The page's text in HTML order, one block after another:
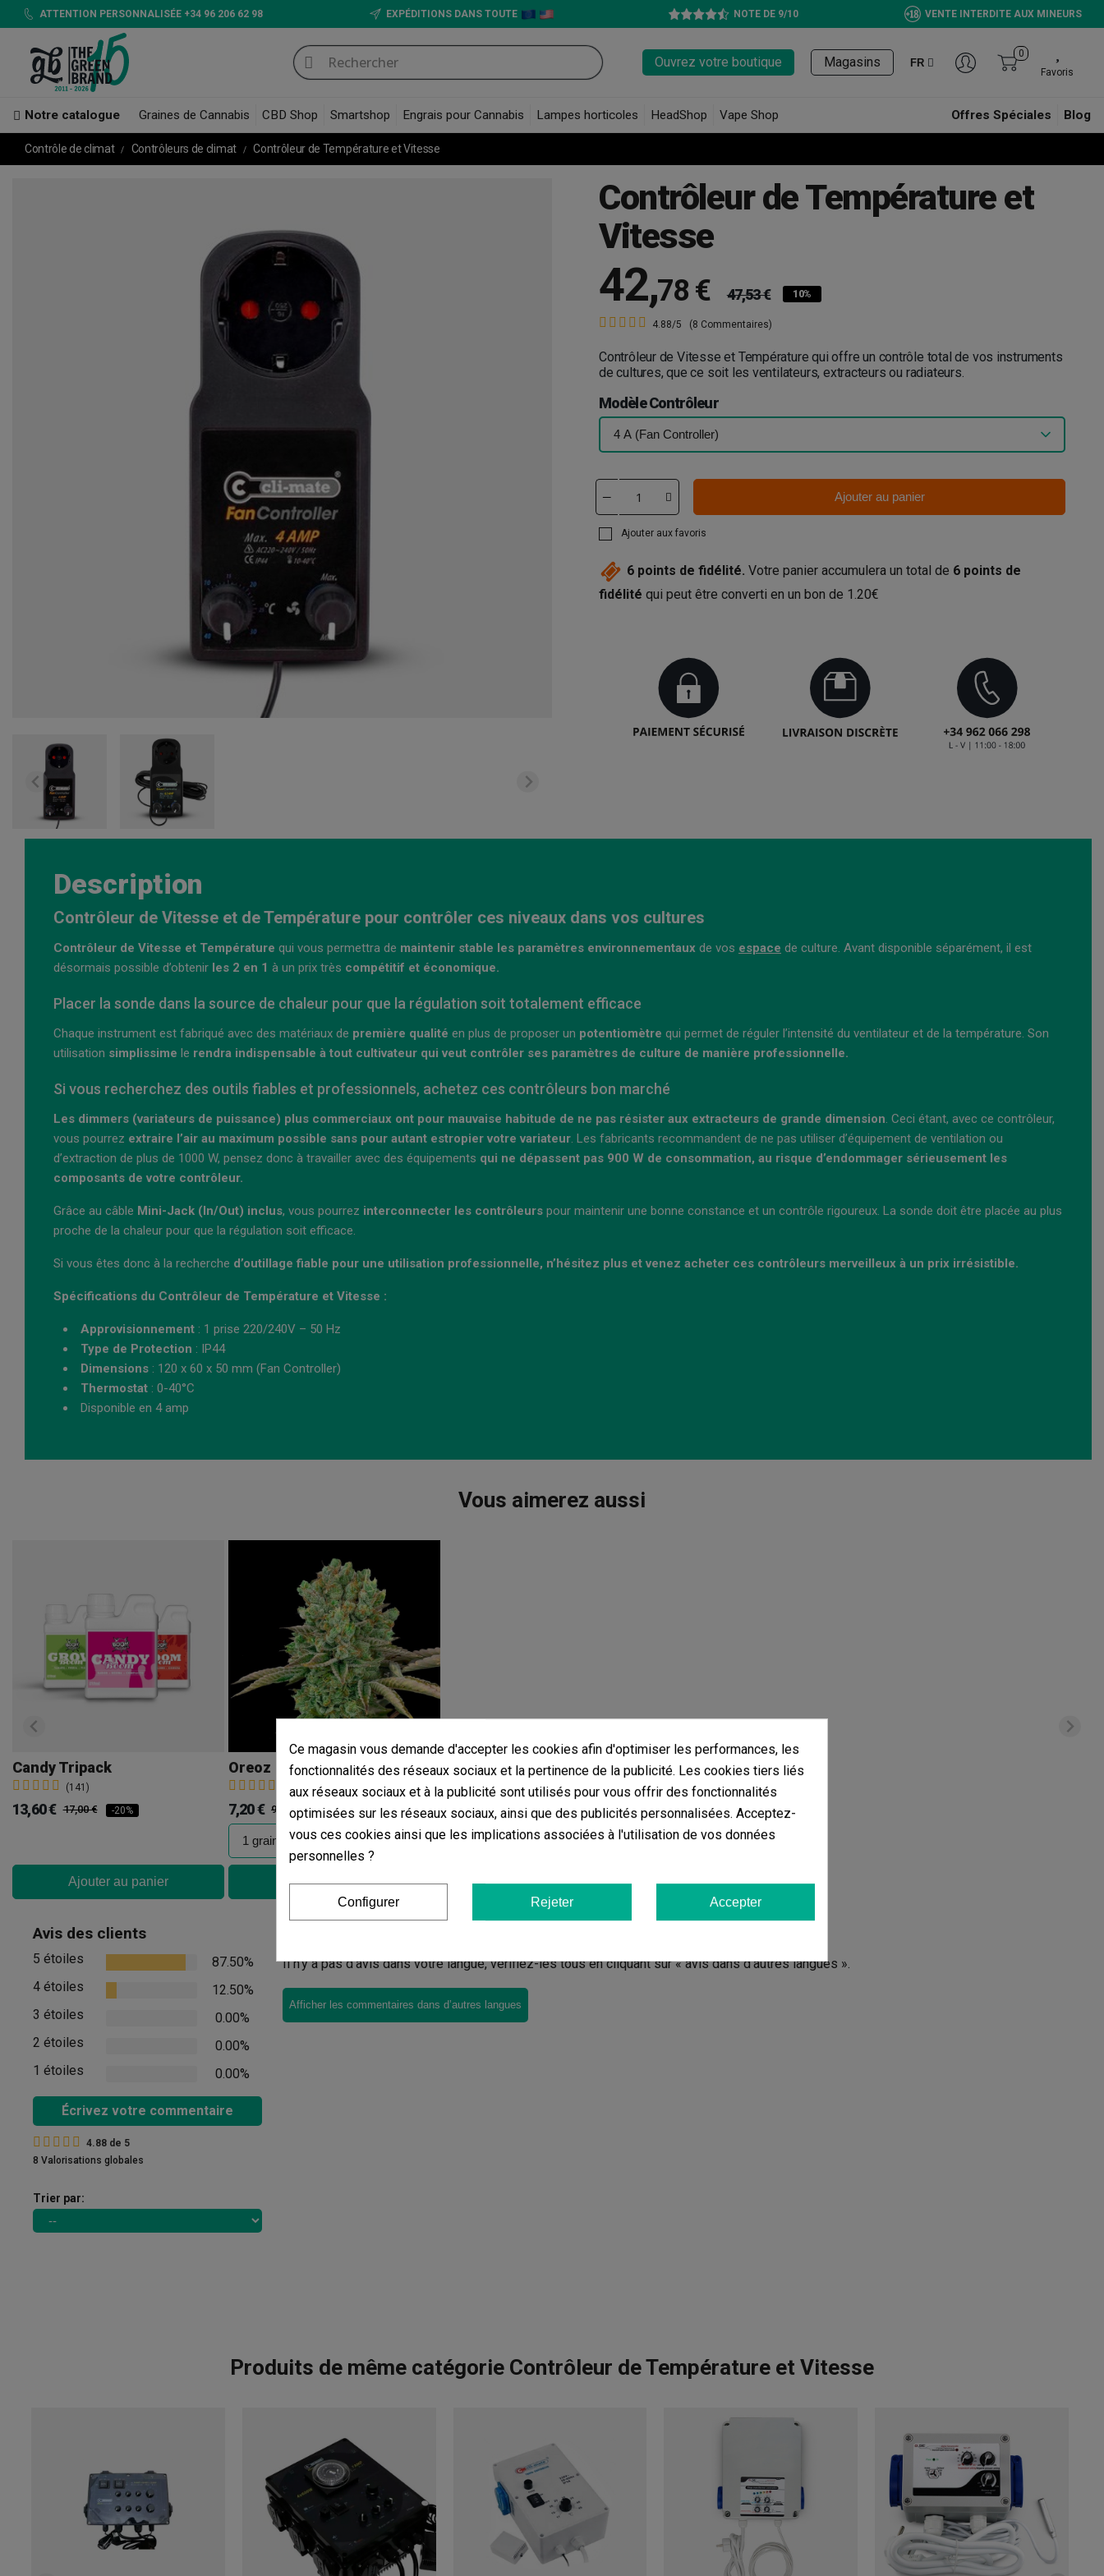
ATTENTION PERSONNALISÉE +34 96 206 62 98 EXPÉDITIONS DANS TOUTE NOTE DE 9/10 VENTE INTERDITE AUX MINEURS
Ouvrez votre boutique Magasins FR
0
Favoris
Notre catalogue Graines de Cannabis CBD Shop Smartshop Engrais pour Cannabis Lampes horticoles HeadShop Vape Shop Offres Spéciales Blog
Contrôle de climat Contrôleurs de climat Contrôleur de Température et Vitesse
Contrôleur de Température et
Vitesse
42,78 € 47,53 € 10%
4.88/5 (8 Commentaires)
Contrôleur de Vitesse et Température qui offre un contrôle total de vos instruments
de cultures, que ce soit les ventilateurs, extracteurs ou radiateurs.
Modèle Contrôleur
Ajouter au panier
Ajouter aux favoris
6 points de fidélité. Votre panier accumulera un total de 6 points de
fidélité qui peut être converti en un bon de 1.20€
Description
Contrôleur de Vitesse et de Température pour contrôler ces niveaux dans vos cultures
Contrôleur de Vitesse et Température qui vous permettra de maintenir stable les paramètres environnementaux de vos espace de culture. Avant disponible séparément, il est
désormais possible d’obtenir les 2 en 1 à un prix très compétitif et économique.
Placer la sonde dans la source de chaleur pour que la régulation soit totalement efficace
Chaque instrument est fabriqué avec des matériaux de première qualité en plus de proposer un potentiomètre qui permet de réguler l’intensité du ventilateur et de la température. Son
utilisation simplissime le rendra indispensable à tout cultivateur qui veut contrôler ses paramètres de culture de manière professionnelle.
Si vous recherchez des outils fiables et professionnels, achetez ces contrôleurs bon marché
Les dimmers (variateurs de puissance) plus commerciaux ont pour mauvaise habitude de ne pas résister aux extracteurs de grande dimension. Ceci étant, avec ce contrôleur,
vous pourrez extraire l’air au maximum possible sans pour autant estropier votre variateur. Les fabricants recommandent de ne pas utiliser d’équipement de ventilation ou
d’extraction de plus de 1000 W, pensez donc à travailler avec des équipements qui ne dépassent pas 900 W de consommation, au risque d’endommager sérieusement les
composants de votre contrôleur.
Grâce au câble Mini-Jack (In/Out) inclus, vous pourrez interconnecter les contrôleurs pour maintenir une bonne constance et un contrôle rigoureux. La sonde doit être placée au plus
proche de la chaleur pour que la régulation soit efficace.
Si vous êtes donc à la recherche d’outillage fiable pour une utilisation professionnelle, n’hésitez plus et venez acheter ces contrôleurs merveilleux à un prix irrésistible.
Spécifications du Contrôleur de Température et Vitesse :
Approvisionnement : 1 prise 220/240V – 50 Hz
Type de Protection : IP44
Dimensions : 120 x 60 x 50 mm (Fan Controller)
Thermostat : 0-40°C
Disponible en 4 amp
Vous aimerez aussi
Candy Tripack
(141)
13,60 € 17,00 € -20%
Ajouter au panier
Oreoz
(30)
7,20 € 9,00 € -20%
Ajouter au panier
Avis des clients
5 étoiles
87.50%
4 étoiles
12.50%
3 étoiles
0.00%
2 étoiles
0.00%
1 étoiles
0.00%
Écrivez votre commentaire
4.88 de 5
8 Valorisations globales
Trier par:
Il n'y a pas d'avis dans votre langue, vérifiez-les tous en cliquant sur « avis dans d'autres langues ».
Afficher les commentaires dans d’autres langues
Produits de même catégorie Contrôleur de Température et Vitesse
Ce magasin vous demande d'accepter les cookies afin d'optimiser les performances, les
fonctionnalités des réseaux sociaux et la pertinence de la publicité. Les cookies tiers liés
aux réseaux sociaux et à la publicité sont utilisés pour vous offrir des fonctionnalités
optimisées sur les réseaux sociaux, ainsi que des publicités personnalisées. Acceptez-
vous ces cookies ainsi que les implications associées à l'utilisation de vos données
personnelles ?
Configurer Rejeter Accepter